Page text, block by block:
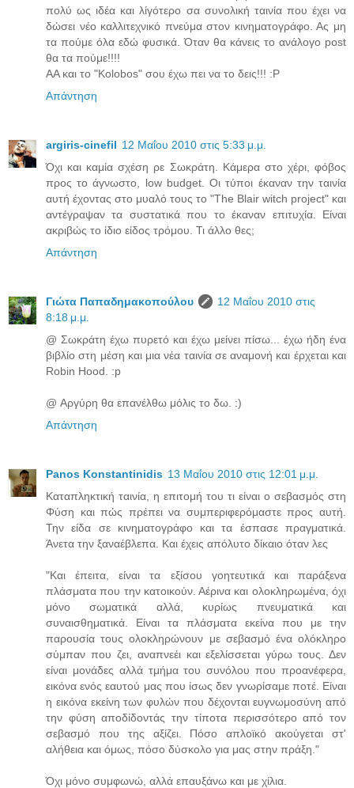
πολύ ως ιδέα και λίγότερο σα συνολική ταινία που έχει να
δώσει νέο καλλιτεχνικό πνεύμα στον κινηματογράφο. Ας μη
τα πούμε όλα εδώ φυσικά. Όταν θα κάνεις το ανάλογο post
θα τα πούμε!!!!
ΑΑ και το "Kolobos" σου έχω πει να το δεις!!! :P
Απάντηση
argiris-cinefil 12 Μαΐου 2010 στις 5:33 μ.μ.
Όχι και καμία σχέση ρε Σωκράτη. Κάμερα στο χέρι, φόβος
προς το άγνωστο, low budget. Οι τύποι έκαναν την ταινία
αυτή έχοντας στο μυαλό τους το "The Blair witch project" και
αντέγραψαν τα συστατικά που το έκαναν επιτυχία. Είναι
ακριβώς το ίδιο είδος τρόμου. Τι άλλο θες;
Απάντηση
Γιώτα Παπαδημακοπούλου
12 Μαΐου 2010 στις
8:18 μ.μ.
@ Σωκράτη έχω πυρετό και έχω μείνει πίσω... έχω ήδη ένα
βιβλίο στη μέση και μια νέα ταινία σε αναμονή και έρχεται και
Robin Hood. :p
@ Αργύρη θα επανέλθω μόλις το δω. :)
Απάντηση
Panos Konstantinidis 13 Μαΐου 2010 στις 12:01 μ.μ.
Καταπληκτική ταινία, η επιτομή του τι είναι ο σεβασμός στη
Φύση και πώς πρέπει να συμπεριφερόμαστε προς αυτή.
Την είδα σε κινηματογράφο και τα έσπασε πραγματικά.
Άνετα την ξαναέβλεπα. Και έχεις απόλυτο δίκαιο όταν λες
"Και έπειτα, είναι τα εξίσου γοητευτικά και παράξενα
πλάσματα που την κατοικούν. Αέρινα και ολοκληρωμένα, όχι
μόνο σωματικά αλλά, κυρίως πνευματικά και
συναισθηματικά. Είναι τα πλάσματα εκείνα που με την
παρουσία τους ολοκληρώνουν με σεβασμό ένα ολόκληρο
σύμπαν που ζει, αναπνεέι και εξελίσσεται γύρω τους. Δεν
είναι μονάδες αλλά τμήμα του συνόλου που προανέφερα,
εικόνα ενός εαυτού μας που ίσως δεν γνωρίσαμε ποτέ. Είναι
η εικόνα εκείνη των φυλών που δέχονται ευγνωμοσύνη από
την φύση αποδίδοντάς την τίποτα περισσότερο από τον
σεβασμό που της αξίζει. Πόσο απλοϊκό ακούγεται στ'
αλήθεια και όμως, πόσο δύσκολο για μας στην πράξη."
Όχι μόνο συμφωνώ, αλλά επαυξάνω και με χίλια.